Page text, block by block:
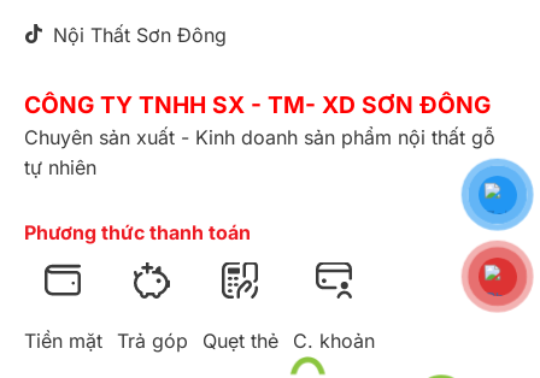
Nội Thất Sơn Đông
CÔNG TY TNHH SX - TM- XD SƠN ĐÔNG
Chuyên sản xuất - Kinh doanh sản phẩm nội thất gỗ
tự nhiên
Phương thức thanh toán
Tiền mặt Trả góp Quẹt thẻ C. khoản